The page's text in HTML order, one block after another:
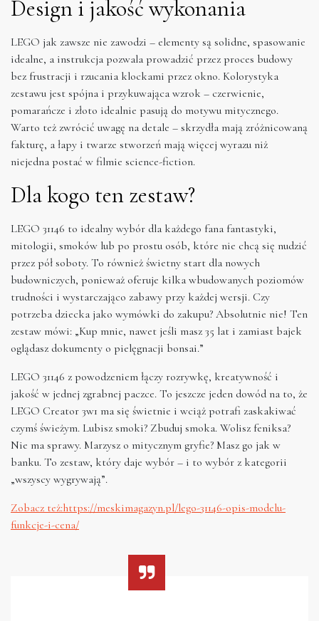
Design i jakość wykonania
LEGO jak zawsze nie zawodzi – elementy są solidne, spasowanie
idealne, a instrukcja pozwala prowadzić przez proces budowy
bez frustracji i rzucania klockami przez okno. Kolorystyka
zestawu jest spójna i przykuwająca wzrok – czerwienie,
pomarańcze i złoto idealnie pasują do motywu mitycznego.
Warto też zwrócić uwagę na detale – skrzydła mają zróżnicowaną
fakturę, a łapy i twarze stworzeń mają więcej wyrazu niż
niejedna postać w filmie science-fiction.
Dla kogo ten zestaw?
LEGO 31146 to idealny wybór dla każdego fana fantastyki,
mitologii, smoków lub po prostu osób, które nie chcą się nudzić
przez pół soboty. To również świetny start dla nowych
budowniczych, ponieważ oferuje kilka wbudowanych poziomów
trudności i wystarczająco zabawy przy każdej wersji. Czy
potrzeba dziecka jako wymówki do zakupu? Absolutnie nie! Ten
zestaw mówi: „Kup mnie, nawet jeśli masz 35 lat i zamiast bajek
oglądasz dokumenty o pielęgnacji bonsai.”
LEGO 31146 z powodzeniem łączy rozrywkę, kreatywność i
jakość w jednej zgrabnej paczce. To jeszcze jeden dowód na to, że
LEGO Creator 3w1 ma się świetnie i wciąż potrafi zaskakiwać
czymś świeżym. Lubisz smoki? Zbuduj smoka. Wolisz feniksa?
Nie ma sprawy. Marzysz o mitycznym gryfie? Masz go jak w
banku. To zestaw, który daje wybór – i to wybór z kategorii
„wszyscy wygrywają”.
Zobacz też:https://meskimagazyn.pl/lego-31146-opis-modelu-
funkcje-i-cena/